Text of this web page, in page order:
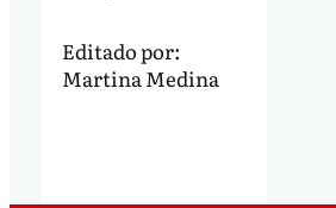
Editado por:
Martina Medina